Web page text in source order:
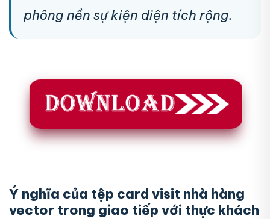
phông nền sự kiện diện tích rộng.
Ý nghĩa của tệp card visit nhà hàng
vector trong giao tiếp với thực khách